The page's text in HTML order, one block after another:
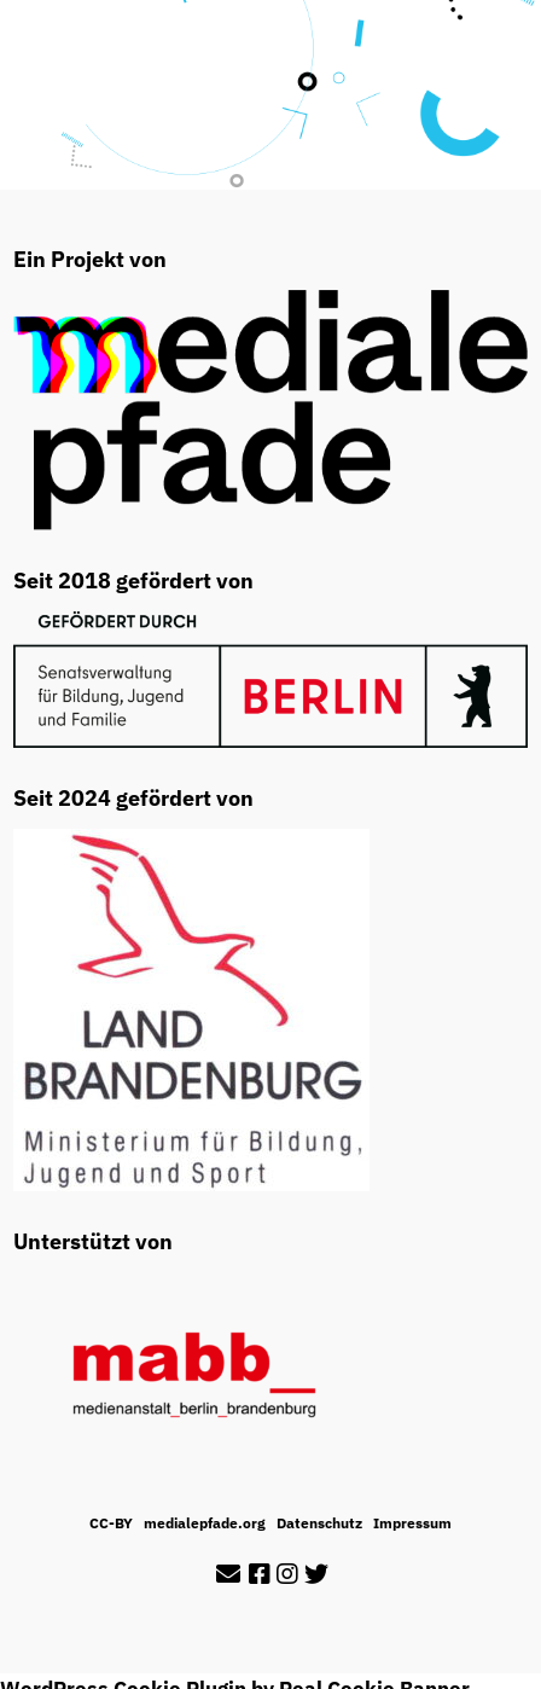
#WirsindAntiAnti auf Instagram folgen
Ein Projekt von
Seit 2018 gefördert von
Seit 2024 gefördert von
Unterstützt von
CC-BY medialepfade.org Datenschutz Impressum